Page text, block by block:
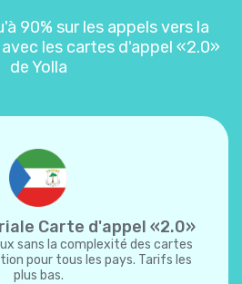
90% sur les appels vers la
les cartes d'appel «2.0»
de Yolla
Carte d'appel «2.0»
sans la complexité des cartes
pour tous les pays. Tarifs les
plus bas.